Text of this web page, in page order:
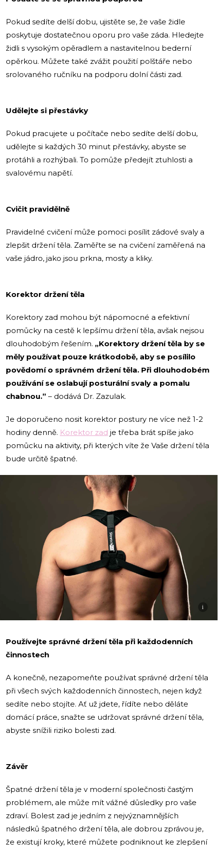
Pokud sedíte delší dobu, ujistěte se, že vaše židle
poskytuje dostatečnou oporu pro vaše záda. Hledejte
židli s vysokým opěradlem a nastavitelnou bederní
opěrkou. Můžete také zvážit použití polštáře nebo
srolovaného ručníku na podporu dolní části zad.
Udělejte si přestávky
Pokud pracujete u počítače nebo sedíte delší dobu,
udělejte si každých 30 minut přestávky, abyste se
protáhli a rozhýbali. To pomůže předejít ztuhlosti a
svalovému napětí.
Cvičit pravidělně
Pravidelné cvičení může pomoci posílit zádové svaly a
zlepšit držení těla. Zaměřte se na cvičení zaměřená na
vaše jádro, jako jsou prkna, mosty a kliky.
Korektor držení těla
Korektory zad mohou být nápomocné a efektivní
pomůcky na cestě k lepšímu držení těla, avšak nejsou
dlouhodobým řešením. „Korektory držení těla by se
měly používat pouze krátkodobě, aby se posílilo
povědomí o správném držení těla. Při dlouhodobém
používání se oslabují posturální svaly a pomalu
chabnou.” – dodává Dr. Zazulak.
Je doporučeno nosit korektor postury ne více než 1-2
hodiny denně. Korektor zad je třeba brát spíše jako
pomůcku na aktivity, při kterých víte že Vaše držení těla
bude určitě špatné.
i
Používejte správné držení těla při každodenních
činnostech
A konečně, nezapomeňte používat správné držení těla
při všech svých každodenních činnostech, nejen když
sedíte nebo stojíte. Ať už jdete, řídíte nebo děláte
domácí práce, snažte se udržovat správné držení těla,
abyste snížili riziko bolesti zad.
Závěr
Špatné držení těla je v moderní společnosti častým
problémem, ale může mít vážné důsledky pro vaše
zdraví. Bolest zad je jedním z nejvýznamnějších
následků špatného držení těla, ale dobrou zprávou je,
že existují kroky, které můžete podniknout ke zlepšení